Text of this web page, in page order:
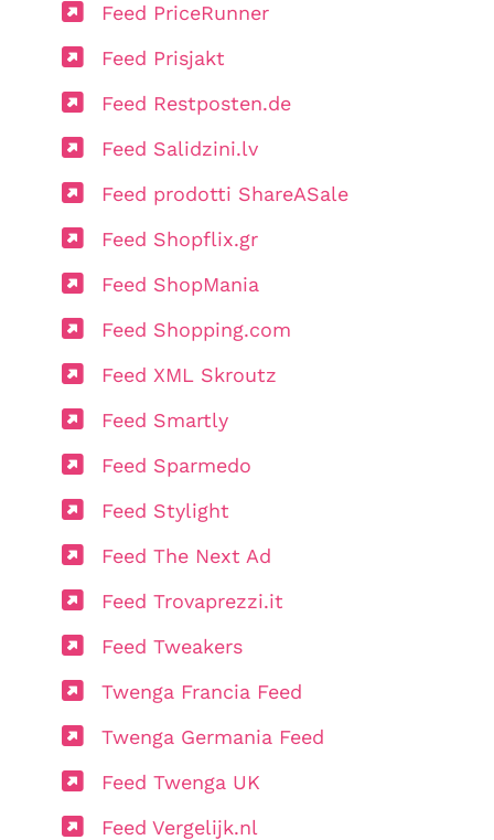
Feed PriceRunner
Feed Prisjakt
Feed Restposten.de
Feed Salidzini.lv
Feed prodotti ShareASale
Feed Shopflix.gr
Feed ShopMania
Feed Shopping.com
Feed XML Skroutz
Feed Smartly
Feed Sparmedo
Feed Stylight
Feed The Next Ad
Feed Trovaprezzi.it
Feed Tweakers
Twenga Francia Feed
Twenga Germania Feed
Feed Twenga UK
Feed Vergelijk.nl